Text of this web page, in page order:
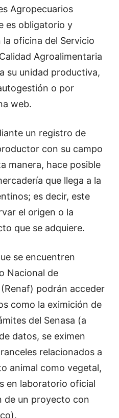
Agropecuarios
es obligatorio y
oficina del Servicio
Agroalimentaria
su unidad productiva,
o por
web.
un registro de
con su campo
manera, hace posible
que llega a la
es decir, este
el origen o la
que se adquiere.
se encuentren
Nacional de
podrán acceder
como la eximición de
del Senasa (a
datos, se eximen
relacionados a
animal como vegetal,
en laboratorio oficial
de un proyecto con